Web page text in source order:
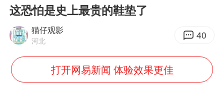
24小时不关空调 电费会更低吗
浙江舟山21条水上客运航线停航
中央气象台发布台风黄色预警
这恐怕是史上最贵的鞋垫了
猫仔观影
河北 40
打开网易新闻 体验效果更佳